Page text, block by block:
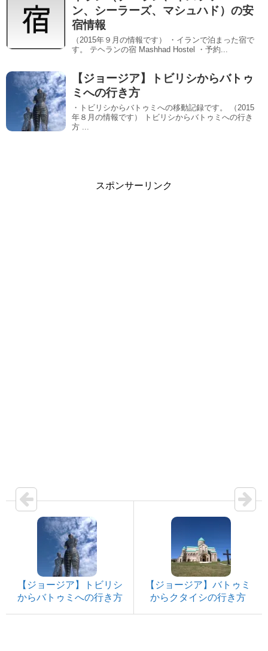
ン、シーラーズ、マシュハド）の安
宿情報
（2015年９月の情報です） ・イランで泊まった宿で
す。 テヘランの宿 Mashhad Hostel ・予約...
【ジョージア】トビリシからバトゥ
ミへの行き方
・トビリシからバトゥミへの移動記録です。 （2015
年８月の情報です） トビリシからバトゥミへの行き
方 ...
スポンサーリンク
【ジョージア】トビリシ
からバトゥミへの行き方
【ジョージア】バトゥミ
からクタイシの行き方